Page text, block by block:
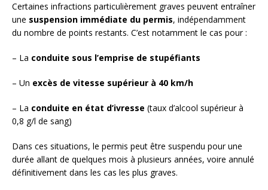
Certaines infractions particulièrement graves peuvent entraîner
une suspension immédiate du permis, indépendamment
du nombre de points restants. C’est notamment le cas pour :
– La conduite sous l’emprise de stupéfiants
– Un excès de vitesse supérieur à 40 km/h
– La conduite en état d’ivresse (taux d’alcool supérieur à
0,8 g/l de sang)
Dans ces situations, le permis peut être suspendu pour une
durée allant de quelques mois à plusieurs années, voire annulé
définitivement dans les cas les plus graves.